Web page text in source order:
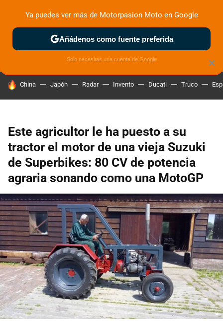
ZONA DE PRUEBAS DEPORTIVAS MOTOS ELÉCTRICAS
HOY SE HABLA DE
China Japón Radar Invento Ducati Truco
Este agricultor le ha puesto a su
tractor el motor de una vieja Suzuki
de Superbikes: 80 CV de potencia
agraria sonando como una MotoGP
×
Ya puedes ver más de Motorpasion Moto en Google
Añádenos como fuente preferida
Solo necesitas una cuenta de Google